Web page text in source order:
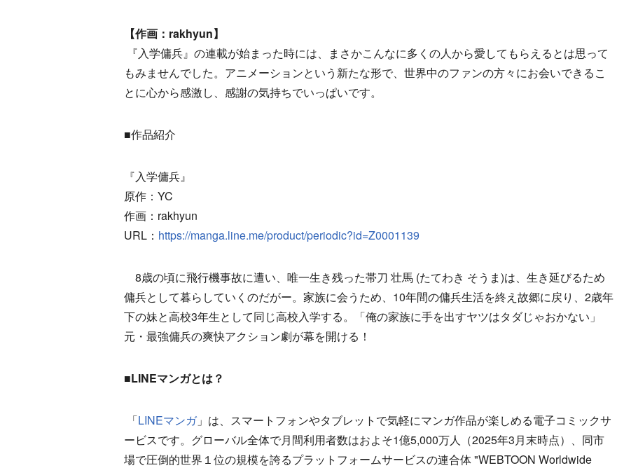
【作画：rakhyun】
『入学傭兵』の連載が始まった時には、まさかこんなに多くの人から愛してもらえるとは思って
もみませんでした。アニメーションという新たな形で、世界中のファンの方々にお会いできるこ
とに心から感激し、感謝の気持ちでいっぱいです。
■作品紹介
『入学傭兵』
原作：YC
作画：rakhyun
URL： https://manga.line.me/product/periodic?id=Z0001139
8歳の頃に飛行機事故に遭い、唯一生き残った帯刀 壮馬 (たてわき そうま)は、生き延びるため
傭兵として暮らしていくのだがー。家族に会うため、10年間の傭兵生活を終え故郷に戻り、2歳年
下の妹と高校3年生として同じ高校入学する。「俺の家族に手を出すヤツはタダじゃおかない」
元・最強傭兵の爽快アクション劇が幕を開ける！
■LINEマンガとは？
「LINEマンガ」は、スマートフォンやタブレットで気軽にマンガ作品が楽しめる電子コミックサ
ービスです。グローバル全体で月間利用者数はおよそ1億5,000万人（2025年3月末時点）、同市
場で圧倒的世界１位の規模を誇るプラットフォームサービスの連合体 "WEBTOON Worldwide